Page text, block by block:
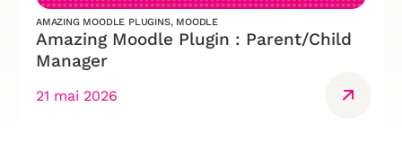
AMAZING MOODLE PLUGINS, MOODLE
Amazing Moodle Plugin : Parent/Child
Manager
21 mai 2026